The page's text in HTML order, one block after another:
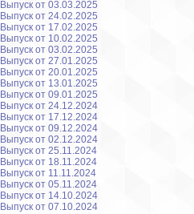
Выпуск от 03.03.2025
Выпуск от 24.02.2025
Выпуск от 17.02.2025
Выпуск от 10.02.2025
Выпуск от 03.02.2025
Выпуск от 27.01.2025
Выпуск от 20.01.2025
Выпуск от 13.01.2025
Выпуск от 09.01.2025
Выпуск от 24.12.2024
Выпуск от 17.12.2024
Выпуск от 09.12.2024
Выпуск от 02.12.2024
Выпуск от 25.11.2024
Выпуск от 18.11.2024
Выпуск от 11.11.2024
Выпуск от 05.11.2024
Выпуск от 14.10.2024
Выпуск от 07.10.2024